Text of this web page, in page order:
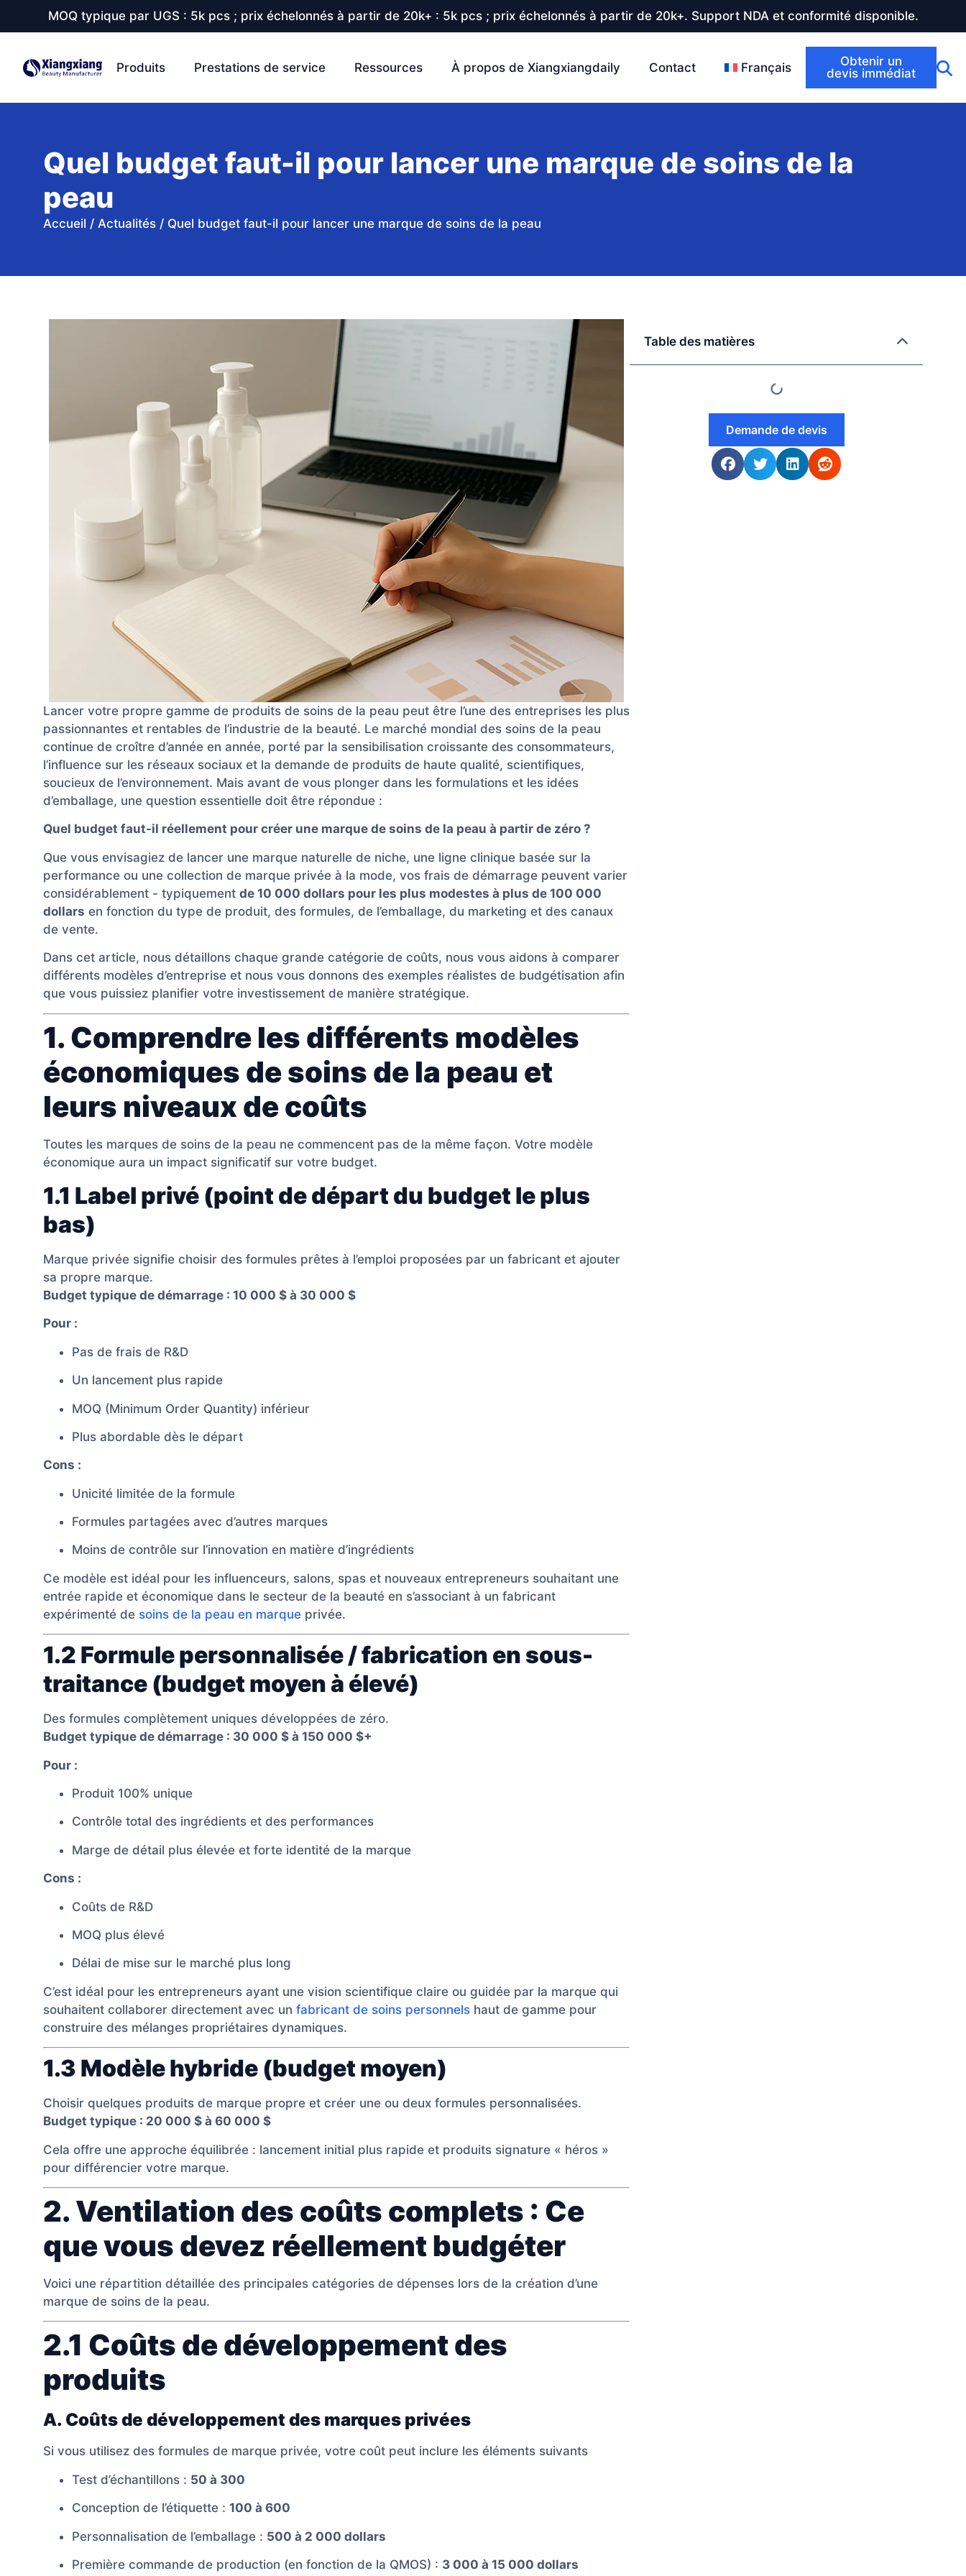
MOQ typique par UGS : 5k pcs ; prix échelonnés à partir de 20k+ : 5k pcs ; prix échelonnés à partir de 20k+. Support NDA et conformité disponible.
Produits Prestations de service Ressources À propos de Xiangxiangdaily Contact Français
Obtenir un
devis immédiat
Quel budget faut-il pour lancer une marque de soins de la
peau
Accueil / Actualités / Quel budget faut-il pour lancer une marque de soins de la peau
Lancer votre propre gamme de produits de soins de la peau peut être l’une des entreprises les plus
passionnantes et rentables de l’industrie de la beauté. Le marché mondial des soins de la peau
continue de croître d’année en année, porté par la sensibilisation croissante des consommateurs,
l’influence sur les réseaux sociaux et la demande de produits de haute qualité, scientifiques,
soucieux de l’environnement. Mais avant de vous plonger dans les formulations et les idées
d’emballage, une question essentielle doit être répondue :
Quel budget faut-il réellement pour créer une marque de soins de la peau à partir de zéro ?
Que vous envisagiez de lancer une marque naturelle de niche, une ligne clinique basée sur la
performance ou une collection de marque privée à la mode, vos frais de démarrage peuvent varier
considérablement - typiquement de 10 000 dollars pour les plus modestes à plus de 100 000
dollars en fonction du type de produit, des formules, de l’emballage, du marketing et des canaux
de vente.
Dans cet article, nous détaillons chaque grande catégorie de coûts, nous vous aidons à comparer
différents modèles d’entreprise et nous vous donnons des exemples réalistes de budgétisation afin
que vous puissiez planifier votre investissement de manière stratégique.
1. Comprendre les différents modèles
économiques de soins de la peau et
leurs niveaux de coûts
Toutes les marques de soins de la peau ne commencent pas de la même façon. Votre modèle
économique aura un impact significatif sur votre budget.
1.1 Label privé (point de départ du budget le plus
bas)
Marque privée signifie choisir des formules prêtes à l’emploi proposées par un fabricant et ajouter
sa propre marque.
Budget typique de démarrage : 10 000 $ à 30 000 $
Pour :
Pas de frais de R&D
Un lancement plus rapide
MOQ (Minimum Order Quantity) inférieur
Plus abordable dès le départ
Cons :
Unicité limitée de la formule
Formules partagées avec d’autres marques
Moins de contrôle sur l’innovation en matière d’ingrédients
Ce modèle est idéal pour les influenceurs, salons, spas et nouveaux entrepreneurs souhaitant une
entrée rapide et économique dans le secteur de la beauté en s’associant à un fabricant
expérimenté de soins de la peau en marque privée.
1.2 Formule personnalisée / fabrication en sous-
traitance (budget moyen à élevé)
Des formules complètement uniques développées de zéro.
Budget typique de démarrage : 30 000 $ à 150 000 $+
Pour :
Produit 100% unique
Contrôle total des ingrédients et des performances
Marge de détail plus élevée et forte identité de la marque
Cons :
Coûts de R&D
MOQ plus élevé
Délai de mise sur le marché plus long
C’est idéal pour les entrepreneurs ayant une vision scientifique claire ou guidée par la marque qui
souhaitent collaborer directement avec un fabricant de soins personnels haut de gamme pour
construire des mélanges propriétaires dynamiques.
1.3 Modèle hybride (budget moyen)
Choisir quelques produits de marque propre et créer une ou deux formules personnalisées.
Budget typique : 20 000 $ à 60 000 $
Cela offre une approche équilibrée : lancement initial plus rapide et produits signature « héros »
pour différencier votre marque.
2. Ventilation des coûts complets : Ce
que vous devez réellement budgéter
Voici une répartition détaillée des principales catégories de dépenses lors de la création d’une
marque de soins de la peau.
2.1 Coûts de développement des
produits
A. Coûts de développement des marques privées
Si vous utilisez des formules de marque privée, votre coût peut inclure les éléments suivants
Test d’échantillons : 50 à 300
Conception de l’étiquette : 100 à 600
Personnalisation de l’emballage : 500 à 2 000 dollars
Première commande de production (en fonction de la QMOS) : 3 000 à 15 000 dollars
Table des matières
Demande de devis